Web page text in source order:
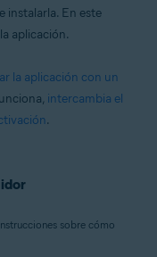
instalarla. En este
aplicación.
la aplicación con un
intercambia el
.
sobre cómo